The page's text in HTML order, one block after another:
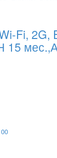
Fi, 2G,
15